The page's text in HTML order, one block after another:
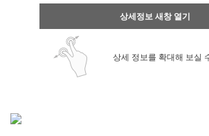
상세정보 새창 열기
상세 정보를 확대해 보실